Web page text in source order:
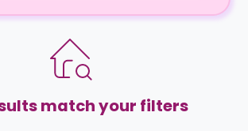
match your filters.